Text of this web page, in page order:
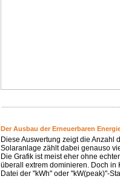
Der Ausbau der Erneuerbaren
Diese Auswertung zeigt die Anzahl
Solaranlage zählt dabei genauso
Die Grafik ist meist eher ohne
überall extrem dominieren. Doch in
Datei der "kWh" oder "kW(peak)"-